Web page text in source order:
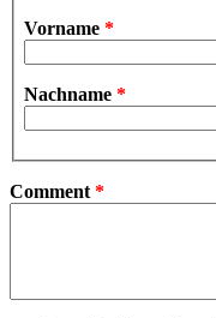
Vorname *
Nachname *
Comment *